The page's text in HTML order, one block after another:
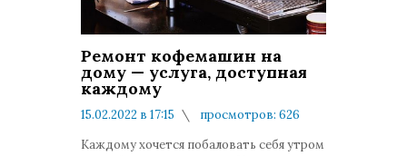
Ремонт кофемашин на
дому — услуга, доступная
каждому
15.02.2022 в 17:15
просмотров: 626
Каждому хочется побаловать себя утром